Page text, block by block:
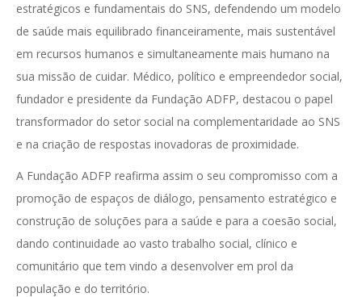
estratégicos e fundamentais do SNS, defendendo um modelo
de saúde mais equilibrado financeiramente, mais sustentável
em recursos humanos e simultaneamente mais humano na
sua missão de cuidar. Médico, político e empreendedor social,
fundador e presidente da Fundação ADFP, destacou o papel
transformador do setor social na complementaridade ao SNS
e na criação de respostas inovadoras de proximidade.
A Fundação ADFP reafirma assim o seu compromisso com a
promoção de espaços de diálogo, pensamento estratégico e
construção de soluções para a saúde e para a coesão social,
dando continuidade ao vasto trabalho social, clínico e
comunitário que tem vindo a desenvolver em prol da
população e do território.